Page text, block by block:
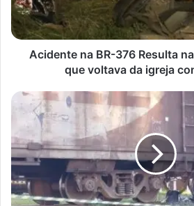
Morte
de
Jovem
igreja
família
Acidente na BR-376 Resulta
que voltava da igreja
Homem
morre
ser
atingido
trem
em